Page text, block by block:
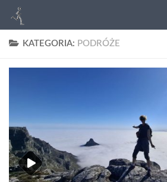
KATEGORIA: PODRÓŻE